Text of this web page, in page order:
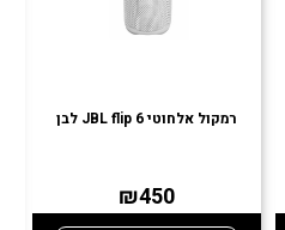
רמקול אלחוטי JBL flip 6 לבן
₪450